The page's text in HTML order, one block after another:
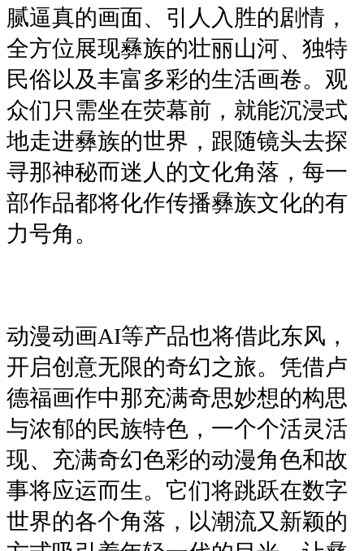
腻逼真的画面、引人入胜的剧情，
全方位展现彝族的壮丽山河、独特
民俗以及丰富多彩的生活画卷。观
众们只需坐在荧幕前，就能沉浸式
地走进彝族的世界，跟随镜头去探
寻那神秘而迷人的文化角落，每一
部作品都将化作传播彝族文化的有
力号角。
动漫动画AI等产品也将借此东风，
开启创意无限的奇幻之旅。凭借卢
德福画作中那充满奇思妙想的构思
与浓郁的民族特色，一个个活灵活
现、充满奇幻色彩的动漫角色和故
事将应运而生。它们将跳跃在数字
世界的各个角落，以潮流又新颖的